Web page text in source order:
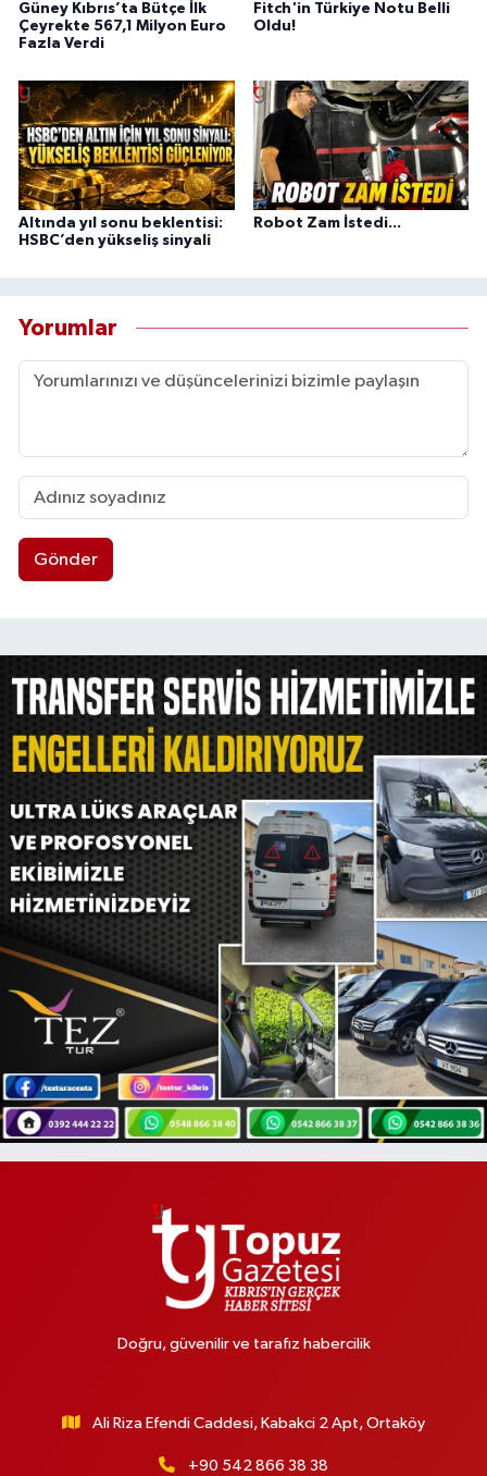
Güney Kıbrıs’ta Bütçe İlk
Çeyrekte 567,1 Milyon Euro
Fazla Verdi
Fitch'in Türkiye Notu Belli
Oldu!
Altında yıl sonu beklentisi:
HSBC’den yükseliş sinyali
Robot Zam İstedi...
Yorumlar
Gönder
Doğru, güvenilir ve tarafız habercilik
Ali Riza Efendi Caddesi, Kabakci 2 Apt, Ortaköy
+90 542 866 38 38